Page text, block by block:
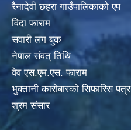
रैनादेवी छहरा गाउँपालिकाको एप
विदा फाराम
सवारी लग बुक
नेपाल संवत् तिथि
वेव एस.एम.एस. फाराम
भुक्तानी कारोबारको सिफारिस पत्र
श्रम संसार